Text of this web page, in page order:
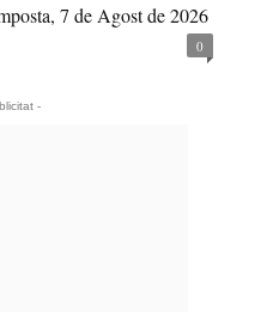
7 de Agost de 2026
0
-